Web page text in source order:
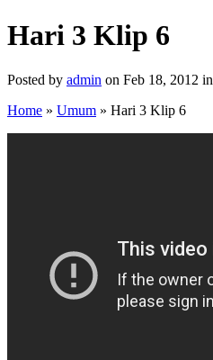
Hari 3 Klip 6
Posted by admin on Feb 18, 2012 in
Home » Umum » Hari 3 Klip 6